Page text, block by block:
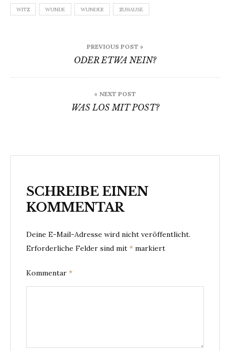
WITZ WUNDE WUNDER ZUHAUSE
PREVIOUS POST »
ODER ETWA NEIN?
« NEXT POST
WAS LOS MIT POST?
SCHREIBE EINEN
KOMMENTAR
Deine E-Mail-Adresse wird nicht veröffentlicht.
Erforderliche Felder sind mit * markiert
Kommentar *